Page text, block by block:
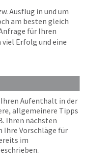
Ausflug in und um
am besten gleich
für Ihren
Erfolg und eine
Aufenthalt in der
allgemeinere Tipps
Ihren nächsten
Ihre Vorschläge für
im